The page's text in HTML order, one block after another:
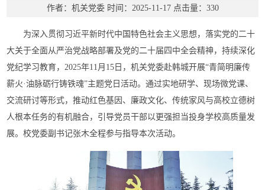
作者：机关党委 时间：2025-11-17 点击量： 330
为深入贯彻习近平新时代中国特色社会主义思想，落实党的二十
大关于全面从严治党战略部署及党的二十届四中全会精神，持续深化
党纪学习教育，2025年11月15日，机关党委赴韩城开展“青简明廉传
薪火·油脉砺行铸铁魂”主题党日活动。通过实地研学、现场微党课、
交流研讨等形式，推动红色基因、廉政文化、传统家风与高校立德树
人根本任务的有机融合，引导党员干部以更强担当投身学校高质量发
展。校党委副书记张木全程参与指导本次活动。